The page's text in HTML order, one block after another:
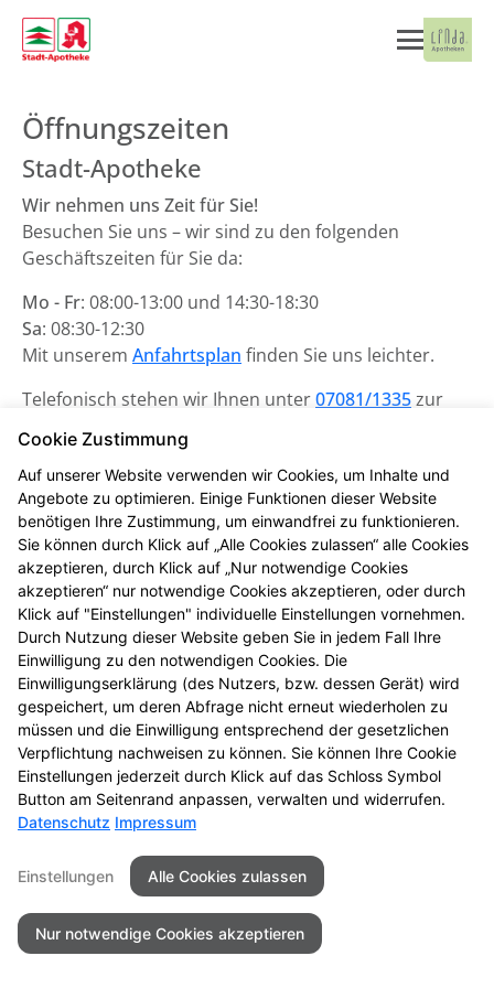
Öffnungszeiten
Stadt-Apotheke
Wir nehmen uns Zeit für Sie!
Besuchen Sie uns – wir sind zu den folgenden
Geschäftszeiten für Sie da:
Mo - Fr: 08:00-13:00 und 14:30-18:30
Sa: 08:30-12:30
Mit unserem Anfahrtsplan finden Sie uns leichter.
Telefonisch stehen wir Ihnen unter07081/1335zur
Unsere Notdienste finden Siehier.
Kontakt Impressum
Datenschutz
Barrierefreiheit
2026 © Stadt-Apotheke
Cookie Zustimmung
Auf unserer Website verwenden wir Cookies, um Inhalte und
Angebote zu optimieren. Einige Funktionen dieser Website
benötigen Ihre Zustimmung, um einwandfrei zu funktionieren.
Sie können durch Klick auf „Alle Cookies zulassen“ alle Cookies
akzeptieren, durch Klick auf „Nur notwendige Cookies
akzeptieren“ nur notwendige Cookies akzeptieren, oder durch
Klick auf "Einstellungen" individuelle Einstellungen vornehmen.
Durch Nutzung dieser Website geben Sie in jedem Fall Ihre
Einwilligung zu den notwendigen Cookies. Die
Einwilligungserklärung (des Nutzers, bzw. dessen Gerät) wird
gespeichert, um deren Abfrage nicht erneut wiederholen zu
müssen und die Einwilligung entsprechend der gesetzlichen
Verpflichtung nachweisen zu können. Sie können Ihre Cookie
Einstellungen jederzeit durch Klick auf das Schloss Symbol
Button am Seitenrand anpassen, verwalten und widerrufen.
Datenschutz Impressum
Einstellungen Alle Cookies zulassen
Nur notwendige Cookies akzeptieren